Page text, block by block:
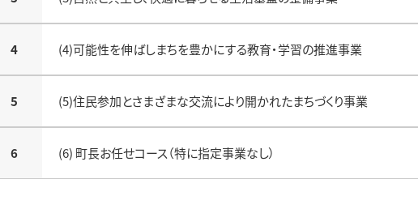
4 (4)可能性を伸ばしまちを豊かにする教育・学習の推進事業
5 (5)住民参加とさまざまな交流により開かれたまちづくり事業
6 (6) 町長お任せコース（特に指定事業なし）